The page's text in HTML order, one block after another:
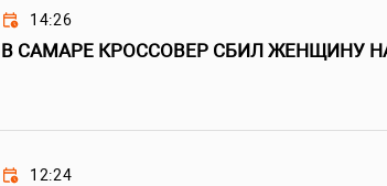
14:26
В САМАРЕ КРОССОВЕР СБИЛ ЖЕНЩИНУ
12:24